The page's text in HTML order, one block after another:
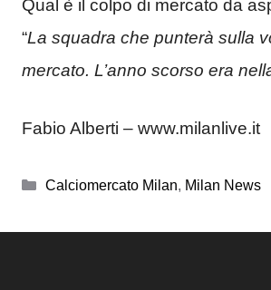
Qual è il colpo di mercato da
“La squadra che punterà sulla
mercato. L’anno scorso era
Fabio Alberti – www.milanlive.it
Categorie
Calciomercato Milan, Milan News